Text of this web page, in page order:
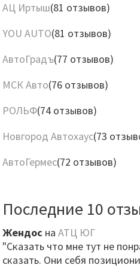
АЦ Иртыш(81 отзывов)
YOU AUTO(81 отзывов)
АвтоГрадъ(77 отзывов)
МСК Авто(76 отзывов)
РОЛЬФ(74 отзывов)
Новгород Автохаус(73
АвтоГермес(72 отзывов)
Последние 10
Жендос наАТЦ ЮГ
"Сказать что мне тут не
сказать. Они себя